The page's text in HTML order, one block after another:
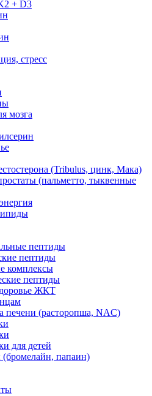
+ D3
стресс
мозга
(Tribulus, цинк, Мака)
(пальметто, тыквенные
пептиды
пептиды
комплексы
пептиды
ЖКТ
печени (расторопша, NAC)
для детей
папаин)